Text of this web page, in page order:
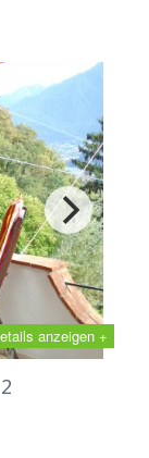
anzeigen +